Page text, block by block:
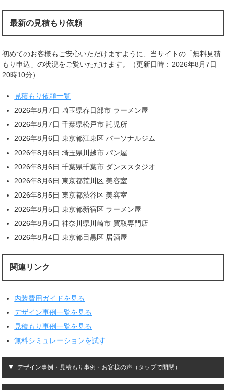
最新の見積もり依頼
初めてのお客様もご安心いただけますように、当サイトの「無料見積
もり申込」の状況をご覧いただけます。（更新日時：2026年8月7日
20時10分）
見積もり依頼一覧
2026年8月7日 埼玉県春日部市 ラーメン屋
2026年8月7日 千葉県松戸市 託児所
2026年8月6日 東京都江東区 パーソナルジム
2026年8月6日 埼玉県川越市 パン屋
2026年8月6日 千葉県千葉市 ダンススタジオ
2026年8月6日 東京都荒川区 美容室
2026年8月5日 東京都渋谷区 美容室
2026年8月5日 東京都新宿区 ラーメン屋
2026年8月5日 神奈川県川崎市 買取専門店
2026年8月4日 東京都目黒区 居酒屋
関連リンク
内装費用ガイドを見る
デザイン事例一覧を見る
見積もり事例一覧を見る
無料シミュレーションを試す
デザイン事例・見積もり事例・お客様の声（タップで開閉）